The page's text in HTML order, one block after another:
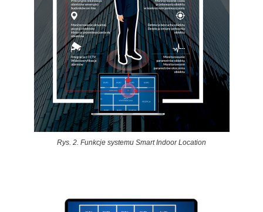
Rys. 2. Funkcje systemu Smart Indoor Location